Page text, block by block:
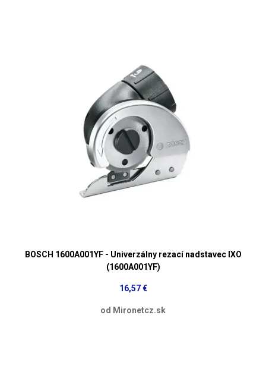
BOSCH 1600A001YF - Univerzálny rezací nadstavec IXO
(1600A001YF)
16,57 €
od Mironetcz.sk